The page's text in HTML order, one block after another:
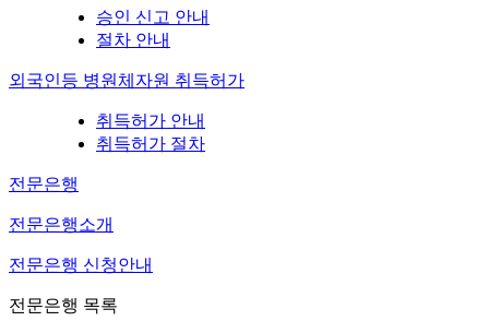
승인 신고 안내
절차 안내
외국인등 병원체자원 취득허가
취득허가 안내
취득허가 절차
전문은행
전문은행소개
전문은행 신청안내
전문은행 목록